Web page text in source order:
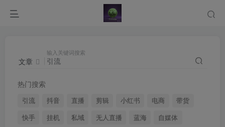
文章
输入关键词搜索
热门搜索
引流 抖音 直播 剪辑 小红书 电商
带货
快手
挂机 私域 无人直播 蓝海
自媒体